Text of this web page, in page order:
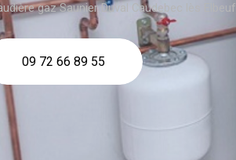
gaz Saunier Duval Caudebec lès Elbeuf
09 72 66 89 55